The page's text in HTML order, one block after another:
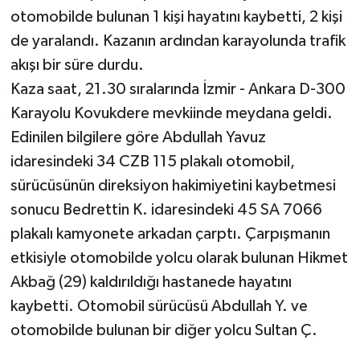
otomobilde bulunan 1 kişi hayatını kaybetti, 2 kişi
de yaralandı. Kazanın ardından karayolunda trafik
akışı bir süre durdu.
Kaza saat, 21.30 sıralarında İzmir - Ankara D-300
Karayolu Kovukdere mevkiinde meydana geldi.
Edinilen bilgilere göre Abdullah Yavuz
idaresindeki 34 CZB 115 plakalı otomobil,
sürücüsünün direksiyon hakimiyetini kaybetmesi
sonucu Bedrettin K. idaresindeki 45 SA 7066
plakalı kamyonete arkadan çarptı. Çarpışmanın
etkisiyle otomobilde yolcu olarak bulunan Hikmet
Akbağ (29) kaldırıldığı hastanede hayatını
kaybetti. Otomobil sürücüsü Abdullah Y. ve
otomobilde bulunan bir diğer yolcu Sultan Ç.